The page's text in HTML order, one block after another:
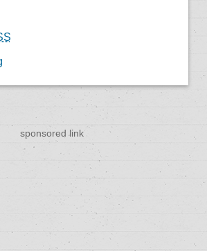
sponsored link